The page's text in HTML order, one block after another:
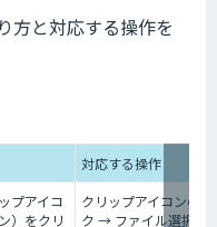
方と対応する操作を
対応する操作
プアイコ
）をクリ
クリップアイコンの
ク → ファイル選択ダ